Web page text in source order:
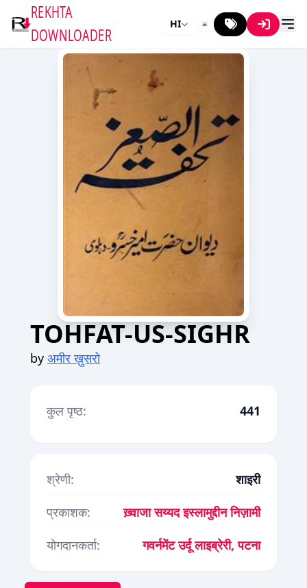
REKHTA
DOWNLOADER
HI
TOHFAT-US-SIGHR
by अमीर ख़ुसरो
कुल पृष्ठ: 441
श्रेणी:
शाइरी
प्रकाशक:
ख़्वाजा सय्यद इस्लामुद्दीन निज़ामी
योगदानकर्ता:
गवर्नमेंट उर्दू लाइब्रेरी, पटना